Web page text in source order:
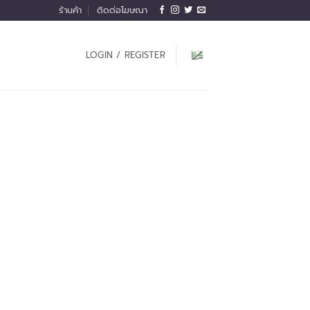
ร้านค้า ติดต่อโฆษณา
LOGIN / REGISTER